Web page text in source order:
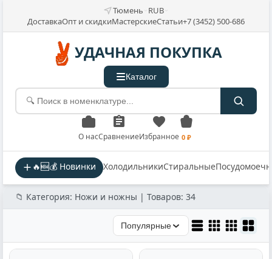
Тюмень RUB
ДоставкаОпт и скидкиМастерскиеСтатьи+7 (3452) 500-686
УДАЧНАЯ ПОКУПКА
Каталог
О насСравнениеИзбранное 0 ₽
🔥🆕💰 Новинки ХолодильникиСтиральные
📁 Категория: Ножи и ножны | Товаров: 34
Популярные